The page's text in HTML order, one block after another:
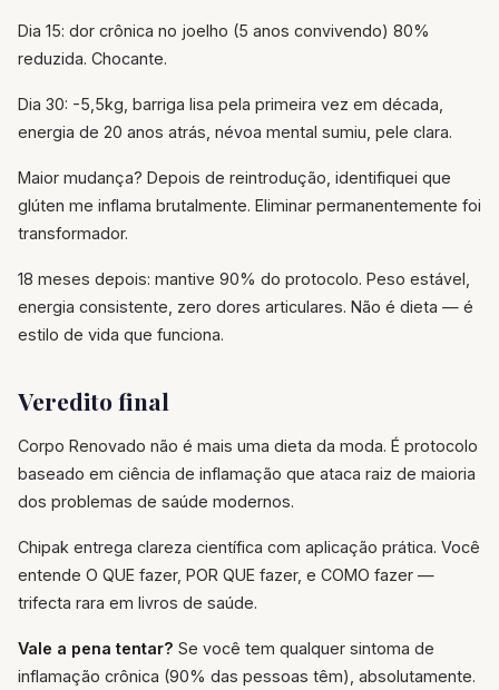
Dia 15: dor crônica no joelho (5 anos convivendo) 80%
reduzida. Chocante.
Dia 30: -5,5kg, barriga lisa pela primeira vez em década,
energia de 20 anos atrás, névoa mental sumiu, pele clara.
Maior mudança? Depois de reintrodução, identifiquei que
glúten me inflama brutalmente. Eliminar permanentemente foi
transformador.
18 meses depois: mantive 90% do protocolo. Peso estável,
energia consistente, zero dores articulares. Não é dieta — é
estilo de vida que funciona.
Veredito final
Corpo Renovado não é mais uma dieta da moda. É protocolo
baseado em ciência de inflamação que ataca raiz de maioria
dos problemas de saúde modernos.
Chipak entrega clareza científica com aplicação prática. Você
entende O QUE fazer, POR QUE fazer, e COMO fazer —
trifecta rara em livros de saúde.
Vale a pena tentar? Se você tem qualquer sintoma de
inflamação crônica (90% das pessoas têm), absolutamente.